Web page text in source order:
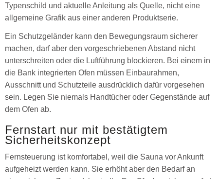
Typenschild und aktuelle Anleitung als Quelle, nicht eine
allgemeine Grafik aus einer anderen Produktserie.
Ein Schutzgeländer kann den Bewegungsraum sicherer
machen, darf aber den vorgeschriebenen Abstand nicht
unterschreiten oder die Luftführung blockieren. Bei einem in
die Bank integrierten Ofen müssen Einbaurahmen,
Ausschnitt und Schutzteile ausdrücklich dafür vorgesehen
sein. Legen Sie niemals Handtücher oder Gegenstände auf
dem Ofen ab.
Fernstart nur mit bestätigtem
Sicherheitskonzept
Fernsteuerung ist komfortabel, weil die Sauna vor Ankunft
aufgeheizt werden kann. Sie erhöht aber den Bedarf an